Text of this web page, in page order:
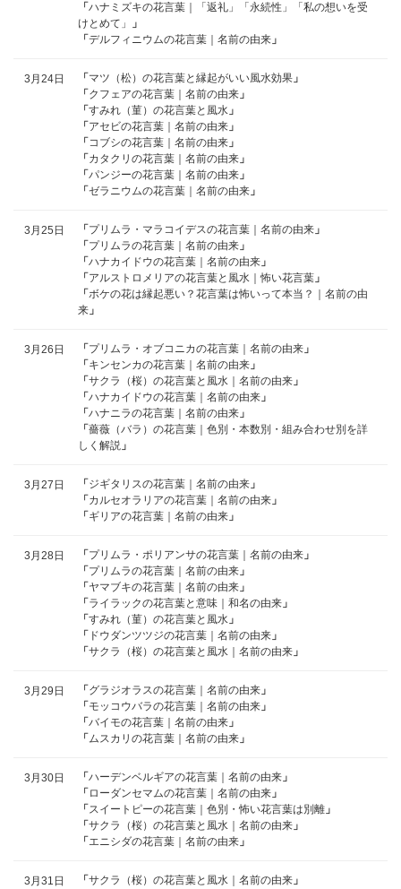
「 ハナミズキの花言葉｜「返礼」「永続性」「私の想いを受
けとめて」
」
「 デルフィニウムの花言葉｜名前の由来 」
3月24日 「 マツ（松）の花言葉と縁起がいい風水効果 」
「 クフェアの花言葉｜名前の由来 」
「 すみれ（菫）の花言葉と風水 」
「 アセビの花言葉｜名前の由来 」
「 コブシの花言葉｜名前の由来 」
「 カタクリの花言葉｜名前の由来 」
「 パンジーの花言葉｜名前の由来 」
「 ゼラニウムの花言葉｜名前の由来 」
3月25日 「 プリムラ・マラコイデスの花言葉｜名前の由来 」
「 プリムラの花言葉｜名前の由来 」
「 ハナカイドウの花言葉｜名前の由来 」
「 アルストロメリアの花言葉と風水｜怖い花言葉 」
「 ボケの花は縁起悪い？花言葉は怖いって本当？｜名前の由
来 」
3月26日 「 プリムラ・オブコニカの花言葉｜名前の由来 」
「 キンセンカの花言葉｜名前の由来 」
「 サクラ（桜）の花言葉と風水｜名前の由来 」
「 ハナカイドウの花言葉｜名前の由来 」
「 ハナニラの花言葉｜名前の由来 」
「 薔薇（バラ）の花言葉｜色別・本数別・組み合わせ別を詳
しく解説 」
3月27日 「 ジギタリスの花言葉｜名前の由来 」
「 カルセオラリアの花言葉｜名前の由来 」
「 ギリアの花言葉｜名前の由来 」
3月28日 「 プリムラ・ポリアンサの花言葉｜名前の由来 」
「 プリムラの花言葉｜名前の由来 」
「 ヤマブキの花言葉｜名前の由来 」
「 ライラックの花言葉と意味｜和名の由来 」
「 すみれ（菫）の花言葉と風水 」
「 ドウダンツツジの花言葉｜名前の由来 」
「 サクラ（桜）の花言葉と風水｜名前の由来 」
3月29日 「 グラジオラスの花言葉｜名前の由来 」
「 モッコウバラの花言葉｜名前の由来 」
「 バイモの花言葉｜名前の由来 」
「 ムスカリの花言葉｜名前の由来 」
3月30日 「 ハーデンベルギアの花言葉｜名前の由来 」
「 ローダンセマムの花言葉｜名前の由来 」
「 スイートピーの花言葉｜色別・怖い花言葉は別離 」
「 サクラ（桜）の花言葉と風水｜名前の由来 」
「 エニシダの花言葉｜名前の由来 」
3月31日 「 サクラ（桜）の花言葉と風水｜名前の由来 」